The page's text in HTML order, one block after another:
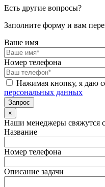
Есть другие вопросы?
Заполните форму и вам
Ваше имя
Номер телефона
Нажимая кнопку, я даю
персональных данных
×
Наши менеджеры свяжутся
Название
Номер телефона
Описание задачи